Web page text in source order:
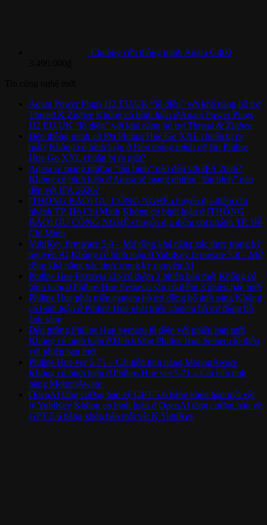
Chuông cửa thông minh Aqara G400
Aqara Power Plugs H2 EU/UK “lộ diện” với khả năng hỗ trợ
Thread & Zigbee Không có bình luận ở Aqara Power Plugs
H2 EU/UK “lộ diện” với khả năng hỗ trợ Thread & Zigbee
Đèn thông minh cỡ lớn Philips Hue Go XXL chuẩn bị ra
mắt? Không có bình luận ở Đèn thông minh cỡ lớn Philips
Hue Go XXL chuẩn bị ra mắt?
Aqara sẽ mang những “tân binh” nào đến với IFA 2026?
Không có bình luận ở Aqara sẽ mang những “tân binh” nào
đến với IFA 2026?
[THÔNG BÁO] GU CÔNG NGHỆ chuyển địa điểm chi
nhánh TP. Hồ Chí Minh Không có bình luận ở [THÔNG
BÁO] GU CÔNG NGHỆ chuyển địa điểm chi nhánh TP. Hồ
Chí Minh
YubiKey firmware 5.8 – Mở rộng khả năng xác thực trong kỷ
nguyên AI Không có bình luận ở YubiKey firmware 5.8 – Mở
rộng khả năng xác thực trong kỷ nguyên AI
Philips Hue Festavia sắp có thêm 3 phiên bản mới Không có
bình luận ở Philips Hue Festavia sắp có thêm 3 phiên bản mới
Philips Hue phát triển camera hỗ trợ đồng bộ ánh sáng Không
có bình luận ở Philips Hue phát triển camera hỗ trợ đồng bộ
ánh sáng
Đèn tường Philips Hue Semeru lộ diện với phiên bản mới
Không có bình luận ở Đèn tường Philips Hue Semeru lộ diện
với phiên bản mới
Philips Hue ver 5.71 – Cải tiến tính năng MotionAware
Không có bình luận ở Philips Hue ver 5.71 – Cải tiến tính
năng MotionAware
OpenAI tăng cường bảo vệ GPT-5.6 bằng khóa bảo mật vật
lý YubiKey Không có bình luận ở OpenAI tăng cường bảo vệ
GPT-5.6 bằng khóa bảo mật vật lý YubiKey